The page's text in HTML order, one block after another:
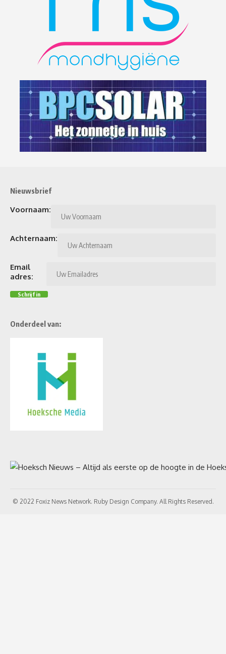
Nieuwsbrief
Voornaam:
Achternaam:
Email
adres:
Onderdeel van:
© 2022 Foxiz News Network. Ruby Design Company. All Rights Reserved.